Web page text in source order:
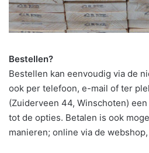
Bestellen?
Bestellen kan eenvoudig via de
ook per telefoon, e-mail of ter
(Zuiderveen 44, Winschoten)
tot de opties. Betalen is ook
manieren; online via de